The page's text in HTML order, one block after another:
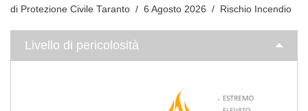
di Protezione Civile Taranto 6 Agosto 2026 Rischio Incendio
Livello di pericolosità